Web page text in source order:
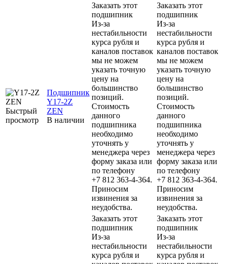
Быстрый
просмотр
Подшипник
Y17-2Z
ZEN
В наличии
Заказать этот
подшипник
Из-за
нестабильности
курса рубля и
каналов поставок
мы не можем
указать точную
цену на
большинство
позиций.
Стоимость
данного
подшипника
необходимо
уточнять у
менеджера через
форму заказа или
по телефону
+7 812 363-4-364.
Приносим
извинения за
неудобства.
Заказать этот
подшипник
Из-за
нестабильности
курса рубля и
каналов поставок
мы не можем
указать точную
цену на
большинство
позиций.
Стоимость
данного
подшипника
необходимо
уточнять у
менеджера через
форму заказа или
по телефону
+7 812 363-4-364.
Приносим
извинения за
неудобства.
Заказать этот
подшипник
Из-за
нестабильности
курса рубля и
Заказать этот
подшипник
Из-за
нестабильности
курса рубля и